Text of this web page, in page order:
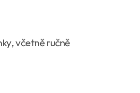
včetně ručně